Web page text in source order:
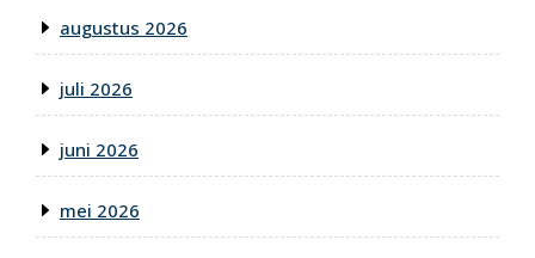
augustus 2026
juli 2026
juni 2026
mei 2026